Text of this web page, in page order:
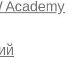
Academy